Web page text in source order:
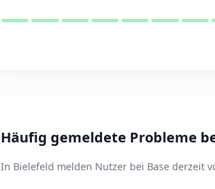
Häufig gemeldete Probleme
In Bielefeld melden Nutzer bei Base derzeit